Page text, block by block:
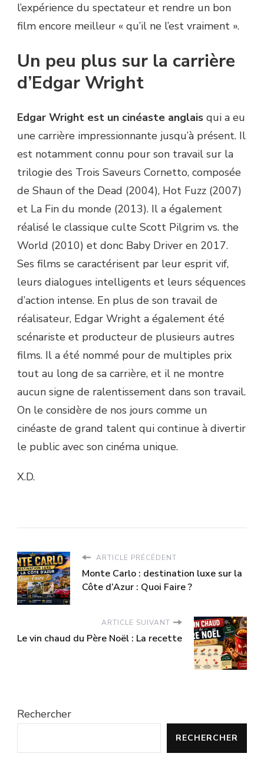
l’expérience du spectateur et rendre un bon
film encore meilleur « qu’il ne l’est vraiment ».
Un peu plus sur la carrière
d’Edgar Wright
Edgar Wright est un cinéaste anglais qui a eu
une carrière impressionnante jusqu’à présent. Il
est notamment connu pour son travail sur la
trilogie des Trois Saveurs Cornetto, composée
de Shaun of the Dead (2004), Hot Fuzz (2007)
et La Fin du monde (2013). Il a également
réalisé le classique culte Scott Pilgrim vs. the
World (2010) et donc Baby Driver en 2017.
Ses films se caractérisent par leur esprit vif,
leurs dialogues intelligents et leurs séquences
d’action intense. En plus de son travail de
réalisateur, Edgar Wright a également été
scénariste et producteur de plusieurs autres
films. Il a été nommé pour de multiples prix
tout au long de sa carrière, et il ne montre
aucun signe de ralentissement dans son travail.
On le considère de nos jours comme un
cinéaste de grand talent qui continue à divertir
le public avec son cinéma unique.
X.D.
ARTICLE PRÉCÉDENT
Monte Carlo : destination luxe sur la
Côte d’Azur : Quoi Faire ?
ARTICLE SUIVANT
Le vin chaud du Père Noël : La recette
Rechercher
RECHERCHER